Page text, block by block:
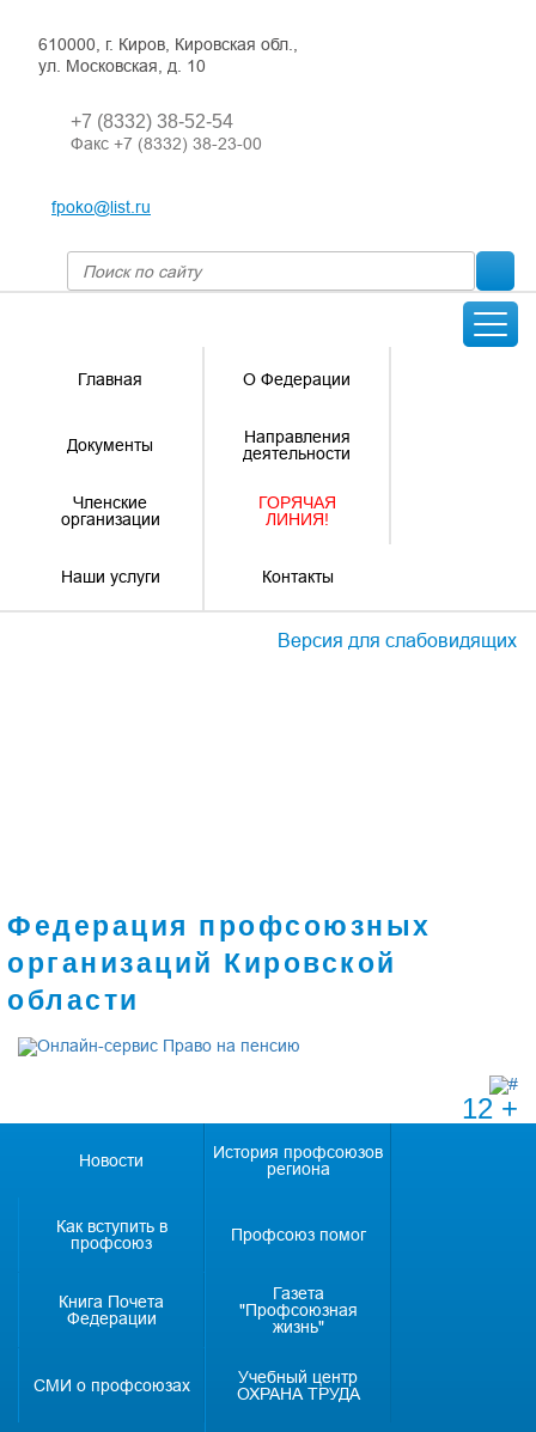
610000, г. Киров, Кировская обл.,
ул. Московская, д. 10
+7 (8332) 38-52-54
Факс +7 (8332) 38-23-00
fpoko@list.ru
Главная О Федерации
Документы
Направления
деятельности
Членские
организации
ГОРЯЧАЯ
ЛИНИЯ!
Наши услуги Контакты
Версия для слабовидящих
Федерация профсоюзных
организаций Кировской
области
12 +
Новости
История профсоюзов
региона
Как вступить в
профсоюз
Профсоюз помог
Книга Почета
Федерации
Газета
"Профсоюзная
жизнь"
СМИ о профсоюзах
Учебный центр
ОХРАНА ТРУДА